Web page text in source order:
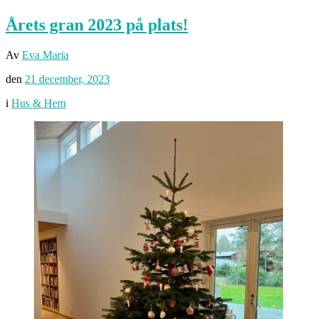
Årets gran 2023 på plats!
Av Eva Maria
den 21 december, 2023
i Hus & Hem